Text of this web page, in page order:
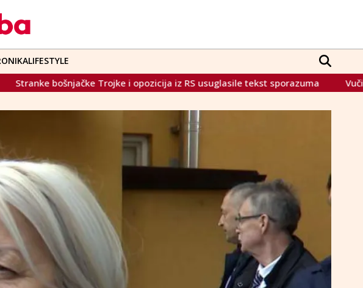
LIFESTYLE
i opozicija iz RS usuglasile tekst sporazuma Vučić sletio u Moskvu, a